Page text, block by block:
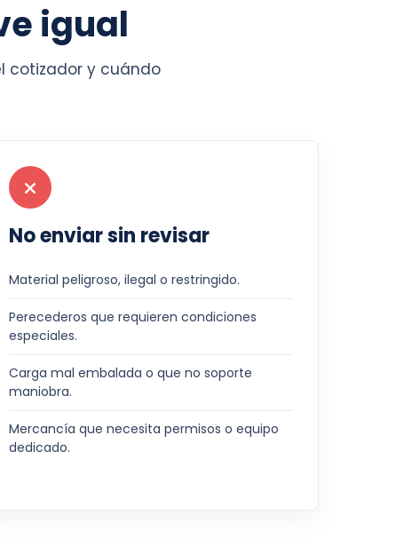
igual
cotizador y cuándo
No enviar sin revisar
Material peligroso, ilegal o restringido.
Perecederos que requieren condiciones
especiales.
Carga mal embalada o que no soporte
maniobra.
Mercancía que necesita permisos o equipo
dedicado.